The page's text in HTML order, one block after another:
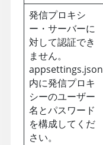
発信プロキシ
ー・サーバーに
対して認証でき
ません。
appsettings.json
内に発信プロキ
シーのユーザー
名とパスワード
を構成してくだ
さい。